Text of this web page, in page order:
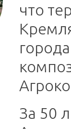
что
За 50